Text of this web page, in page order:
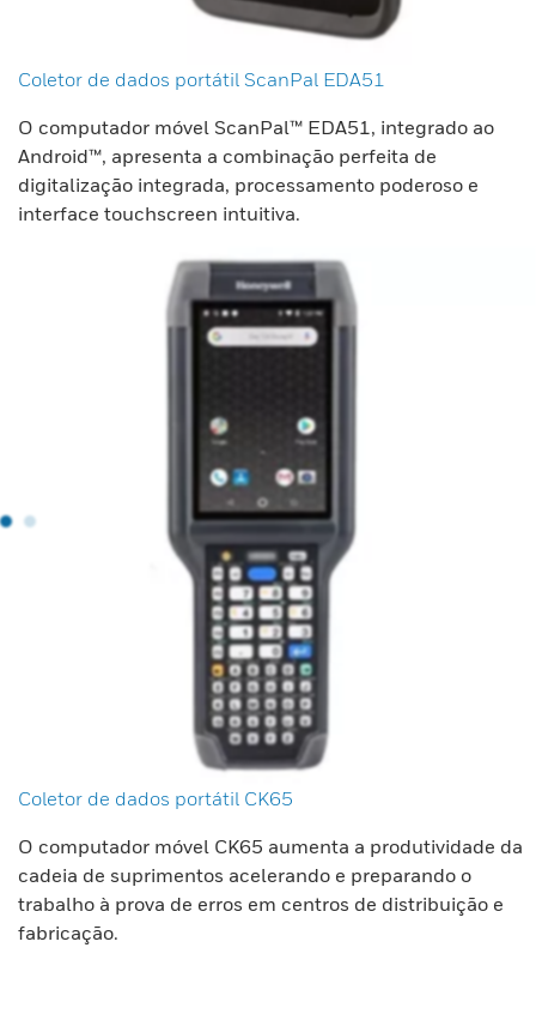
Coletor de dados portátil ScanPal EDA51
O computador móvel ScanPal™ EDA51, integrado ao
Android™, apresenta a combinação perfeita de
digitalização integrada, processamento poderoso e
interface touchscreen intuitiva.
Coletor de dados portátil CK65
O computador móvel CK65 aumenta a produtividade da
cadeia de suprimentos acelerando e preparando o
trabalho à prova de erros em centros de distribuição e
fabricação.